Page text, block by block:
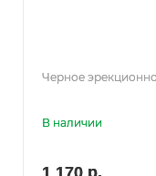
Черное
В наличии
1 170 р.